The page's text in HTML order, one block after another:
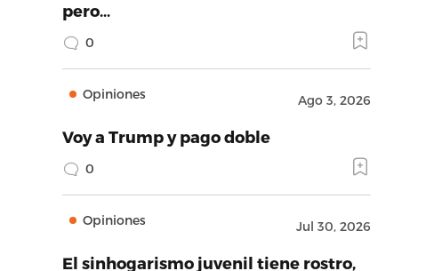
pero…
0
Opiniones Ago 3, 2026
Voy a Trump y pago doble
0
Opiniones Jul 30, 2026
El sinhogarismo juvenil tiene rostro,